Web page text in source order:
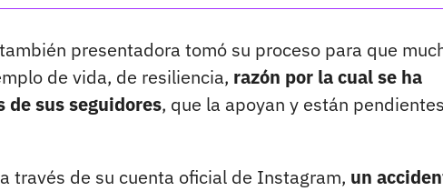
presentadora tomó su proceso para que
de vida, de resiliencia, razón por la cual se ha
sus seguidores, que la apoyan y están
través de su cuenta oficial de Instagram, un